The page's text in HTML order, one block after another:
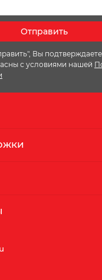
Отправить
Вы подтверждаете
с условиями нашей